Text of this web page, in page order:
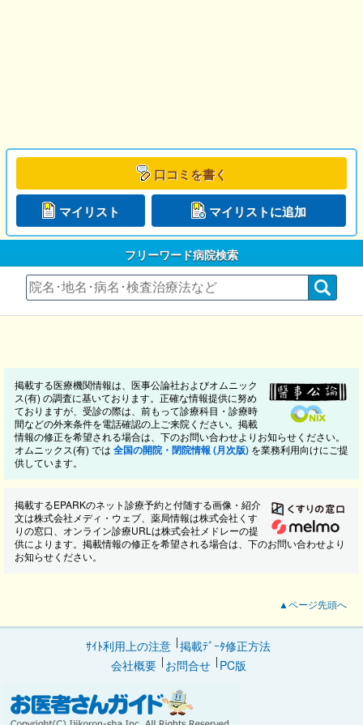
口コミを書く
マイリスト マイリストに追加
フリーワード病院検索
掲載する医療機関情報は、医事公論社およびオムニック
ス(有) の調査に基いております。正確な情報提供に努め
ておりますが、受診の際は、前もって診療科目・診療時
間などの外来条件を電話確認の上ご来院ください。掲載
情報の修正を希望される場合は、下のお問い合わせよりお知らせください。
オムニックス(有) では 全国の開院・閉院情報 (月次版) を業務利用向けにご提
供しています。
掲載するEPARKのネット診療予約と付随する画像・紹介
文は株式会社メディ・ウェブ、薬局情報は株式会社くす
りの窓口、オンライン診療URLは株式会社メドレーの提
供によります。掲載情報の修正を希望される場合は、下のお問い合わせより
お知らせください。
▲ページ先頭へ
ｻｲﾄ利用上の注意 掲載ﾃﾞｰﾀ修正方法
会社概要
お問合せ PC版